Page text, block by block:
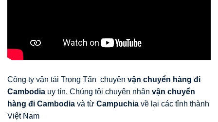
Công ty vận tải Trọng Tấn chuyên vận chuyển hàng đi
Cambodia uy tín. Chúng tôi chuyên nhận vận chuyển
hàng đi Cambodia và từ Campuchia về lại các tỉnh thành
Việt Nam